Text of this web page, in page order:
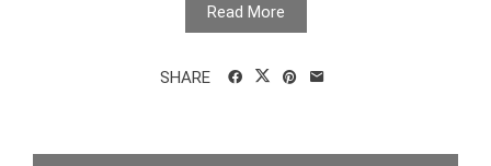
Read More
SHARE